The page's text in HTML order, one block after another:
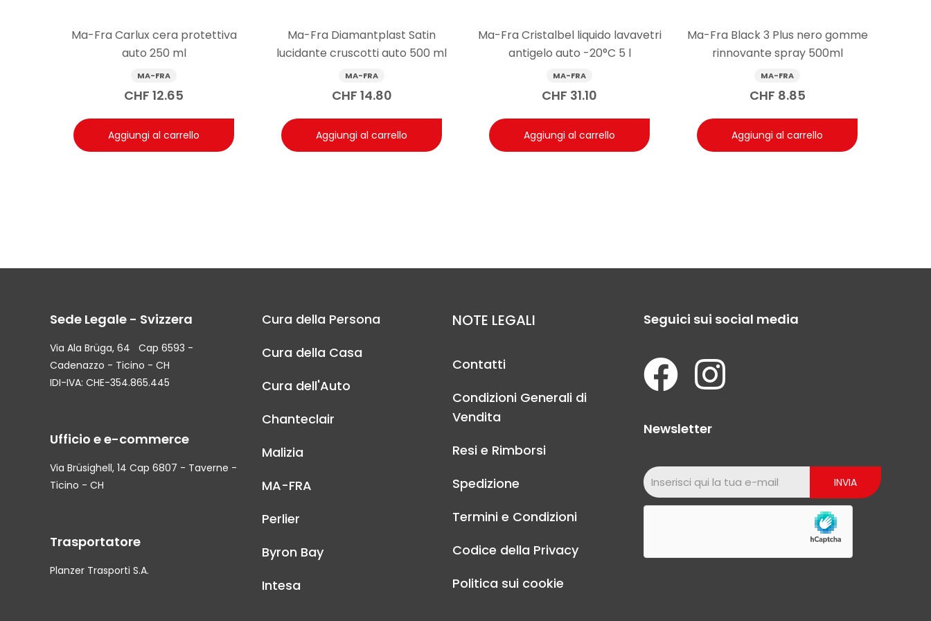
moderata seguita dalla rimozione dell’eccesso dopo circa 20 minuti aiuta a evitare lucentezze indesiderate o residui. Un’applicazione troppo generosa può aumentare la
brillantezza o lasciare la superficie scivolosa; su volante e zone ad alto contatto è fondamentale eliminare ogni eccesso.
Domanda: Su quali parti degli interni si può usare Ma-Fra Charme Nutrient: solo sui sedili o anche su volante e pannelli porta?
Risposta: Ma-Fra Charme Nutrient è un trattamento per le superfici in pelle dell’abitacolo, quindi si può applicare su sedili, pannelli porta e braccioli; sul volante si può usare
Ma-Fra Carlux cera protettiva
auto 250 ml
MA-FRA
CHF 12.65
Aggiungi al carrello
Ma-Fra Diamantplast Satin
lucidante cruscotti auto 500 ml
MA-FRA
CHF 14.80
Aggiungi al carrello
Ma-Fra Cristalbel liquido lavavetri
antigelo auto -20°C 5 l
MA-FRA
CHF 31.10
Aggiungi al carrello
Ma-Fra Black 3 Plus nero gomme
rinnovante spray 500ml
MA-FRA
CHF 8.85
Aggiungi al carrello
Sede Legale - Svizzera
Via Ala Brüga, 64 Cap 6593 -
Cadenazzo - Ticino - CH
IDI-IVA: CHE-354.865.445
Ufficio e e-commerce
Via Brüsighell, 14 Cap 6807 - Taverne -
Ticino - CH
Trasportatore
Planzer Trasporti S.A.
Cura della Persona
Cura della Casa
Cura dell'Auto
Chanteclair
Malizia
MA-FRA
Perlier
Byron Bay
Intesa
NOTE LEGALI
Contatti
Condizioni Generali di
Vendita
Resi e Rimborsi
Spedizione
Termini e Condizioni
Codice della Privacy
Politica sui cookie
Seguici sui social media
Newsletter